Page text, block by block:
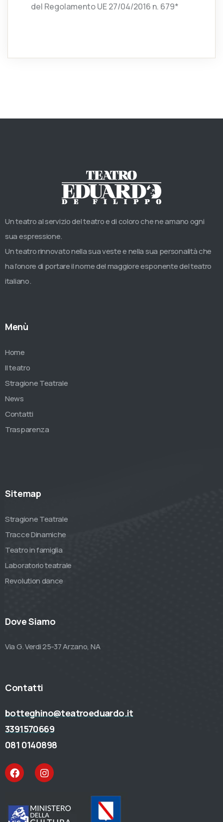
del Regolamento UE 27/04/2016 n. 679*
Un teatro al servizio del teatro e di coloro che ne amano ogni
sua espressione.
Un teatro rinnovato nella sua veste e nella sua personalità che
ha l’onore di portare il nome del maggiore esponente del teatro
italiano.
Menù
Home
Il teatro
Stragione Teatrale
News
Contatti
Trasparenza
Sitemap
Stragione Teatrale
Tracce Dinamiche
Teatro in famiglia
Laboratorio teatrale
Revolution dance
Dove Siamo
Via G. Verdi 25-37 Arzano, NA
Contatti
botteghino@teatroeduardo.it
3391570669
081 0140898